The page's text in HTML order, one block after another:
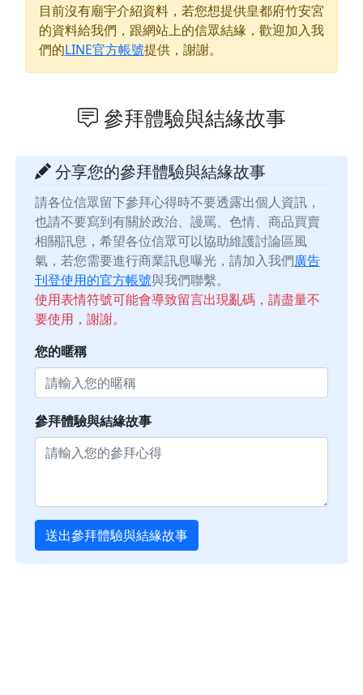
目前沒有廟宇介紹資料，若您想提供皇都府竹安宮
的資料給我們，跟網站上的信眾結緣，歡迎加入我
們的LINE官方帳號提供，謝謝。
參拜體驗與結緣故事
分享您的參拜體驗與結緣故事
請各位信眾留下參拜心得時不要透露出個人資訊，
也請不要寫到有關於政治、謾罵、色情、商品買賣
相關訊息，希望各位信眾可以協助維護討論區風
氣，若您需要進行商業訊息曝光，請加入我們廣告
刊登使用的官方帳號與我們聯繫。
使用表情符號可能會導致留言出現亂碼，請盡量不
要使用，謝謝。
您的暱稱
參拜體驗與結緣故事
送出參拜體驗與結緣故事